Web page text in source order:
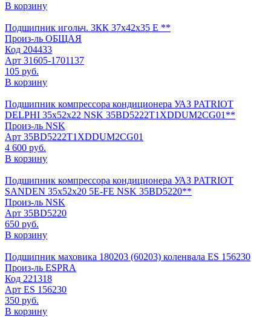
В корзину
Подшипник игольч. 3КК 37х42х35 Е **
Произ-ль ОБЩАЯ
Код 204433
Арт 31605-1701137
105 руб.
В корзину
Подшипник компрессора кондиционера УАЗ PATRIOT
DELPHI 35х52х22 NSK 35BD5222T1XDDUM2CG01**
Произ-ль NSK
Арт 35BD5222T1XDDUM2CG01
4 600 руб.
В корзину
Подшипник компрессора кондиционера УАЗ PATRIOT
SANDEN 35х52х20 5E-FE NSK 35BD5220**
Произ-ль NSK
Арт 35BD5220
650 руб.
В корзину
Подшипник маховика 180203 (60203) коленвала ES 156230
Произ-ль ESPRA
Код 221318
Арт ES 156230
350 руб.
В корзину